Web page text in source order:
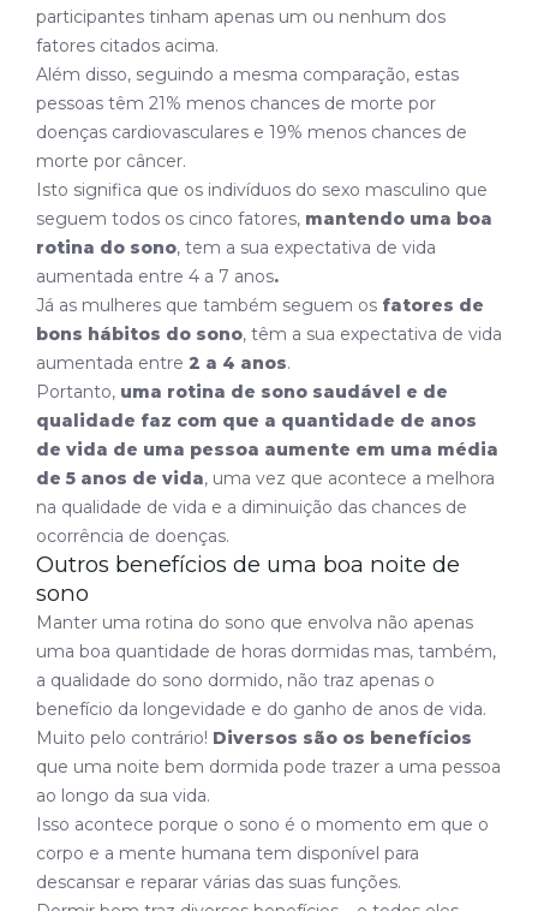
participantes tinham apenas um ou nenhum dos
fatores citados acima.
Além disso, seguindo a mesma comparação, estas
pessoas têm 21% menos chances de morte por
doenças cardiovasculares e 19% menos chances de
morte por câncer.
Isto significa que os indivíduos do sexo masculino que
seguem todos os cinco fatores, mantendo uma boa
rotina do sono, tem a sua expectativa de vida
aumentada entre 4 a 7 anos.
Já as mulheres que também seguem os fatores de
bons hábitos do sono, têm a sua expectativa de vida
aumentada entre 2 a 4 anos.
Portanto, uma rotina de sono saudável e de
qualidade faz com que a quantidade de anos
de vida de uma pessoa aumente em uma média
de 5 anos de vida, uma vez que acontece a melhora
na qualidade de vida e a diminuição das chances de
ocorrência de doenças.
Outros benefícios de uma boa noite de
sono
Manter uma rotina do sono que envolva não apenas
uma boa quantidade de horas dormidas mas, também,
a qualidade do sono dormido, não traz apenas o
benefício da longevidade e do ganho de anos de vida.
Muito pelo contrário! Diversos são os benefícios
que uma noite bem dormida pode trazer a uma pessoa
ao longo da sua vida.
Isso acontece porque o sono é o momento em que o
corpo e a mente humana tem disponível para
descansar e reparar várias das suas funções.